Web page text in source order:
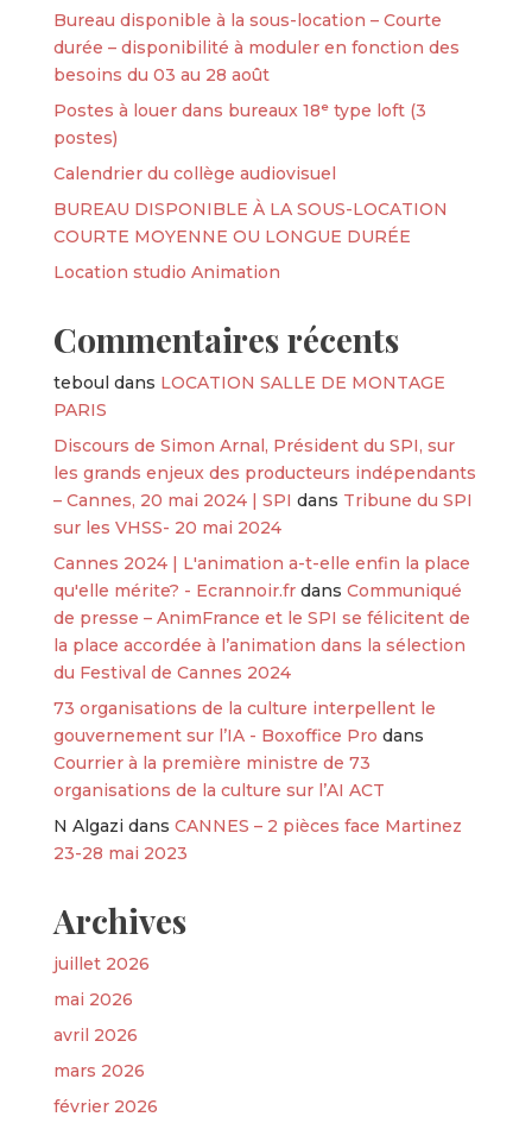
Bureau disponible à la sous-location – Courte
durée – disponibilité à moduler en fonction des
besoins du 03 au 28 août
Postes à louer dans bureaux 18ᵉ type loft (3
postes)
Calendrier du collège audiovisuel
BUREAU DISPONIBLE À LA SOUS-LOCATION
COURTE MOYENNE OU LONGUE DURÉE
Location studio Animation
Commentaires récents
teboul dans LOCATION SALLE DE MONTAGE
PARIS
Discours de Simon Arnal, Président du SPI, sur
les grands enjeux des producteurs indépendants
– Cannes, 20 mai 2024 | SPI dans Tribune du SPI
sur les VHSS- 20 mai 2024
Cannes 2024 | L'animation a-t-elle enfin la place
qu'elle mérite? - Ecrannoir.frdans Communiqué
de presse – AnimFrance et le SPI se félicitent de
la place accordée à l’animation dans la sélection
du Festival de Cannes 2024
73 organisations de la culture interpellent le
gouvernement sur l’IA - Boxoffice Pro dans
Courrier à la première ministre de 73
organisations de la culture sur l’AI ACT
N Algazi dans CANNES – 2 pièces face Martinez
23-28 mai 2023
Archives
juillet 2026
mai 2026
avril 2026
mars 2026
février 2026